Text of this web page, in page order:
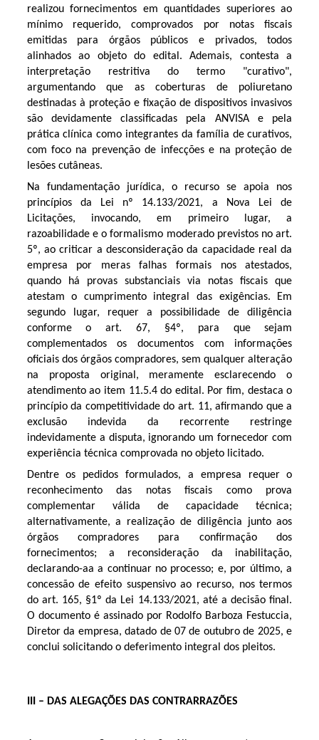
realizou fornecimentos em quantidades superiores ao
mínimo requerido, comprovados por notas fiscais
emitidas para órgãos públicos e privados, todos
alinhados ao objeto do edital. Ademais, contesta a
interpretação restritiva do termo "curativo",
argumentando que as coberturas de poliuretano
destinadas à proteção e fixação de dispositivos invasivos
são devidamente classificadas pela ANVISA e pela
prática clínica como integrantes da família de curativos,
com foco na prevenção de infecções e na proteção de
lesões cutâneas.
Na fundamentação jurídica, o recurso se apoia nos
princípios da Lei nº 14.133/2021, a Nova Lei de
Licitações, invocando, em primeiro lugar, a
razoabilidade e o formalismo moderado previstos no art.
5º, ao criticar a desconsideração da capacidade real da
empresa por meras falhas formais nos atestados,
quando há provas substanciais via notas fiscais que
atestam o cumprimento integral das exigências. Em
segundo lugar, requer a possibilidade de diligência
conforme o art. 67, §4º, para que sejam
complementados os documentos com informações
oficiais dos órgãos compradores, sem qualquer alteração
na proposta original, meramente esclarecendo o
atendimento ao item 11.5.4 do edital. Por fim, destaca o
princípio da competitividade do art. 11, afirmando que a
exclusão indevida da recorrente restringe
indevidamente a disputa, ignorando um fornecedor com
experiência técnica comprovada no objeto licitado.
Dentre os pedidos formulados, a empresa requer o
reconhecimento das notas fiscais como prova
complementar válida de capacidade técnica;
alternativamente, a realização de diligência junto aos
órgãos compradores para confirmação dos
fornecimentos; a reconsideração da inabilitação,
declarando-aa a continuar no processo; e, por último, a
concessão de efeito suspensivo ao recurso, nos termos
do art. 165, §1º da Lei 14.133/2021, até a decisão final.
O documento é assinado por Rodolfo Barboza Festuccia,
Diretor da empresa, datado de 07 de outubro de 2025, e
conclui solicitando o deferimento integral dos pleitos.
III – DAS ALEGAÇÕES DAS CONTRARRAZÕES